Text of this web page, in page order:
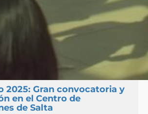
2025: Gran convocatoria y
en el Centro de
de Salta